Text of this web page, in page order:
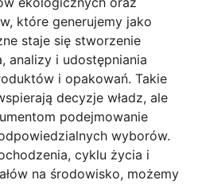
które generujemy jako
staje się stworzenie
analizy i udostępniania
i opakowań. Takie
decyzje władz, ale
podejmowanie
wyborów.
cyklu życia i
na środowisko, możemy